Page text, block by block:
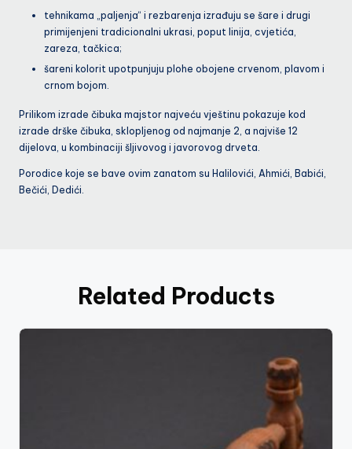
tehnikama „paljenja“ i rezbarenja izrađuju se šare i drugi
primijenjeni tradicionalni ukrasi, poput linija, cvjetića,
zareza, tačkica;
šareni kolorit upotpunjuju plohe obojene crvenom, plavom i
crnom bojom.
Prilikom izrade čibuka majstor najveću vještinu pokazuje kod
izrade drške čibuka, sklopljenog od najmanje 2, a najviše 12
dijelova, u kombinaciji šljivovog i javorovog drveta.
Porodice koje se bave ovim zanatom su Halilovići, Ahmići, Babići,
Bečići, Dedići.
Related Products